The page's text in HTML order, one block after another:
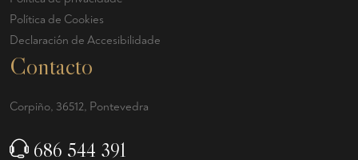
Política de Cookies
Declaración de Accesibilidade
Contacto
Corpiño, 36512, Pontevedra
686 544 391